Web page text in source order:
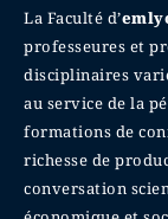
La Faculté d’
professeures et
disciplinaires
au service de la
formations de
richesse de
conversation